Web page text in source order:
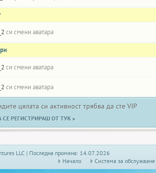
си смени аватара
си смени аватара
си смени аватара
цялата си активност трябва да сте VIP
РЕГИСТРИРАШ ОТ ТУК »
LLC | Последна промяна: 14.07.2026
Начало
Системa за обслужване